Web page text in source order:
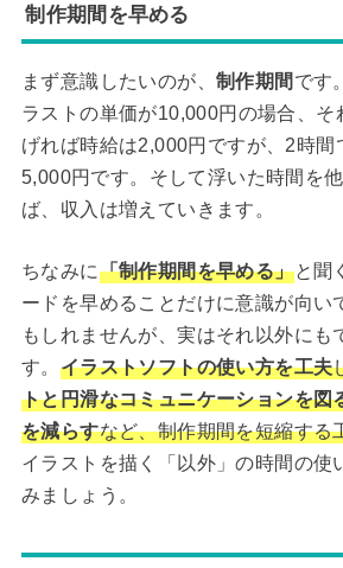
制作期間を早める
まず意識したいのが、 制作期間 です
ラストの単価が10,000円の場合、そ
げれば時給は2,000円ですが、2時間
5,000円です。そして浮いた時間を
ば、収入は増えていきます。
ちなみに「制作期間を早める」と聞
ードを早めることだけに意識が向い
もしれませんが、実はそれ以外にも
す。 イラストソフトの使い方を工夫
トと円滑なコミュニケーションを図
を減らすなど、制作期間を短縮する
イラストを描く「以外」の時間の使
みましょう。